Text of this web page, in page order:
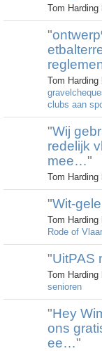
Tom Harding
"
Tom Harding
clubs aan
"Wij
redelijk
mee…"
Tom Harding
"Wit-
Tom Harding
Rode of
"UitPAS
Tom Harding
senioren
"Hey
ons
ee…"